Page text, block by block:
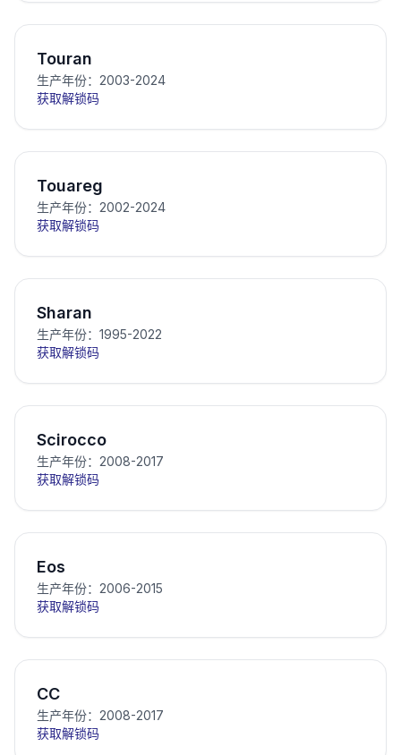
Touran
生产年份：2003-2024
获取解锁码
Touareg
生产年份：2002-2024
获取解锁码
Sharan
生产年份：1995-2022
获取解锁码
Scirocco
生产年份：2008-2017
获取解锁码
Eos
生产年份：2006-2015
获取解锁码
CC
生产年份：2008-2017
获取解锁码